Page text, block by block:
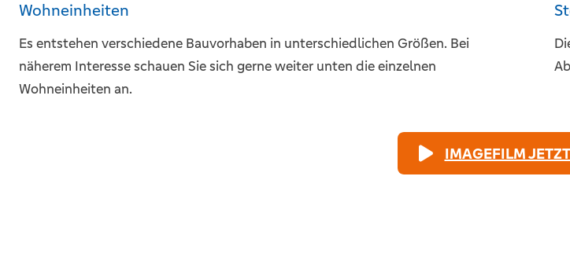
Wohneinheiten
Es entstehen verschiedene Bauvorhaben in unterschiedlichen Größen. Bei
näherem Interesse schauen Sie sich gerne weiter unten die einzelnen
Wohneinheiten an.
IMAGEFILM